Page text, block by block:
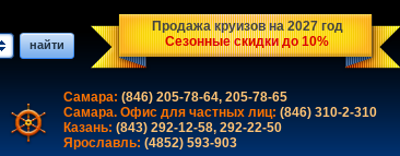
найти
Продажа круизов на 2027 год
Сезонные скидки до 10%
Самара: (846) 205-78-64, 205-78-65
Самара. Офис для частных лиц: (846) 310-2-310
Казань: (843) 292-12-58, 292-22-50
Ярославль: (4852) 593-903